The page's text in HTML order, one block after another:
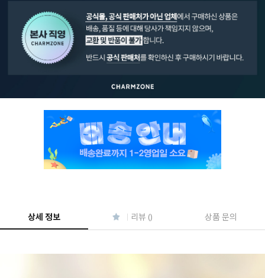
상세 정보 리뷰 () 상품 문의